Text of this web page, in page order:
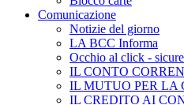
Comunicazione
Notizie del giorno
LA BCC Informa
Occhio al click -
IL CONTO
IL MUTUO PER LA
IL CREDITO AI